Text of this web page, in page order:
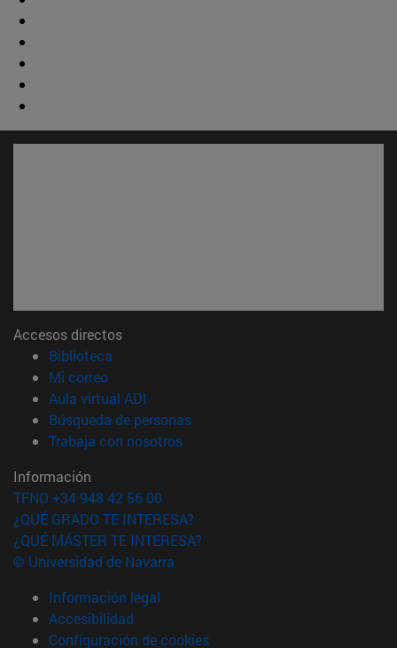
Accesos directos
Biblioteca
Mi correo(abre en nueva ventana)
Aula virtual ADI
Búsqueda de personas(abre en nueva ventana)
Trabaja con nosotros(abre en nueva ventana)
Información
TFNO +34 948 42 56 00
¿QUÉ GRADO TE INTERESA?
¿QUÉ MÁSTER TE INTERESA?
© Universidad de Navarra
Información legal
Accesibilidad
Configuración de cookies